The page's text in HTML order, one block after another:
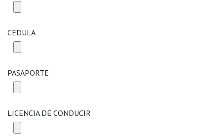
CEDULA
PASAPORTE
LICENCIA DE CONDUCIR